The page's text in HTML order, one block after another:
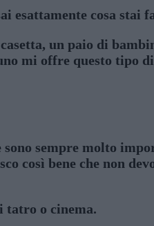
esattamente cosa stai
un paio di
mi offre questo tipo
sempre molto
così bene che non
o cinema.